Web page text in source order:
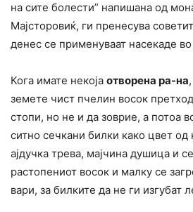
на сите болести” напишана од
Мајсторовиќ, ги пренесува
денес се применуваат насекаде во
Кога имате некоја отворена ра-на
земете чист пчелин восок
стопи, но не и да зоврие, а потоа
ситно сечкани билки како цвет од
ајдучка трева, мајчина душица и
растопениот восок и малку се
вари, за билките да не ги изгубат